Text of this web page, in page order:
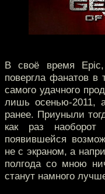
В своё время
повергла фанатов в
самого удачного
лишь осенью-2011,
ранее. Приуныли
как раз наоборот
появившейся
не с экраном, а
полгода со мною
станут намного